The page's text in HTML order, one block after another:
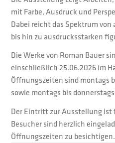
mit Farbe, Ausdruck und
Dabei reicht das Spektrum
bis hin zu ausdrucksstarken
Die Werke von Roman Bauer
einschließlich 25.06.2026 im
Öffnungszeiten sind montags
sowie montags bis
Der Eintritt zur Ausstellung ist
Besucher sind herzlich
Öffnungszeiten zu besichtigen.